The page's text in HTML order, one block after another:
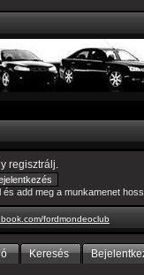
regisztrálj
add meg a munkamenet
fordmondeoclub
Keresés